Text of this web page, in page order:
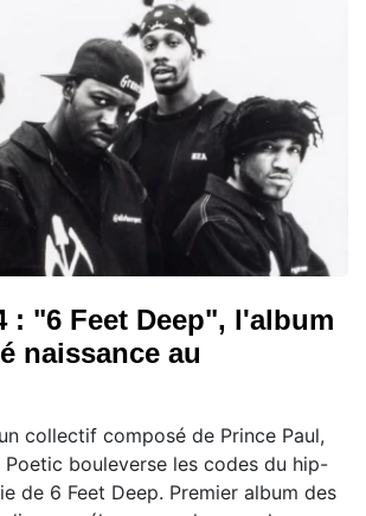
: "6 Feet Deep", l'album
naissance au
collectif composé de Prince Paul,
Poetic bouleverse les codes du hip-
de 6 Feet Deep. Premier album des